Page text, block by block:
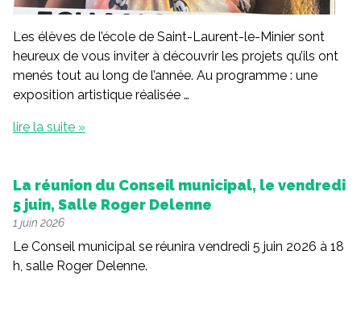
Les élèves de l’école de Saint-Laurent-le-Minier sont
heureux de vous inviter à découvrir les projets qu’ils ont
menés tout au long de l’année. Au programme : une
exposition artistique réalisée …
lire la suite »
La réunion du Conseil municipal, le vendredi
5 juin, Salle Roger Delenne
1 juin 2026
Le Conseil municipal se réunira vendredi 5 juin 2026 à 18
h, salle Roger Delenne.